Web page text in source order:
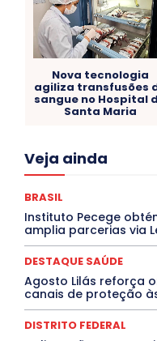
Nova tecnologia
agiliza transfusões
sangue no Hospital
Santa Maria
Veja ainda
Acre
Congressuanas &
Cultura e
DESTAQUE BRASIL
DESTAQUES OUTROS
ELEIÇÕES
Especial
EVENTOS
BRASIL
Instituto Pecege
amplia parcerias via
DESTAQUE SAÚDE
Agosto Lilás reforça
canais de proteção
DISTRITO FEDERAL